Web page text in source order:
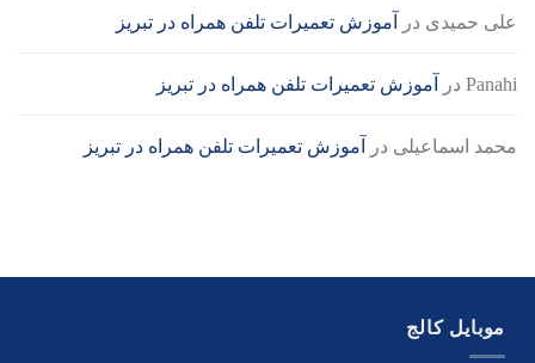
علی حمیدی در آموزش تعمیرات تلفن همراه در تبریز
Panahi در آموزش تعمیرات تلفن همراه در تبریز
محمد اسماعیلی در آموزش تعمیرات تلفن همراه در تبریز
موبایل کالج